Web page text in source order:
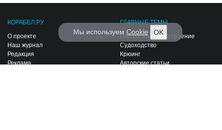
КОРАБЕЛ.РУ
О проекте
Наш журнал
Редакция
Реклама
ГЛАВНЫЕ ТЕМЫ
Российское Судостроение
Судоходство
Крюинг
Авторские статьи
Мы используем Cookie OK